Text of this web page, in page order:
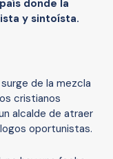
donde la
y sintoísta.
de la mezcla
cristianos
alcalde de atraer
oportunistas.